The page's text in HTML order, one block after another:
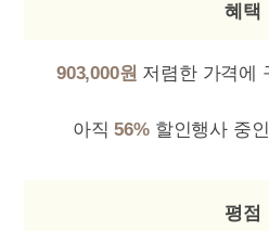
혜택
903,000원 저렴한 가격에
아직56%할인행사 중
평점